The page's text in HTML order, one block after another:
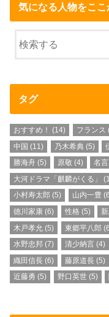
気になる人物をここ
タグ
おすすめ！ (14) フランス
中国 (11) 乃木希典(5)
勝海舟 (5) 原敬 (4) 名言
大河ドラマ「麒麟がくる」
小村寿太郎 (5) 山内一豊
徳川家康 (6) 性格 (5)
木戸孝允 (5) 東郷平八郎
水野忠邦 (7) 清少納言(4)
織田信長 (6) 藤原道長(5)
近藤勇 (5) 野口英世(5)